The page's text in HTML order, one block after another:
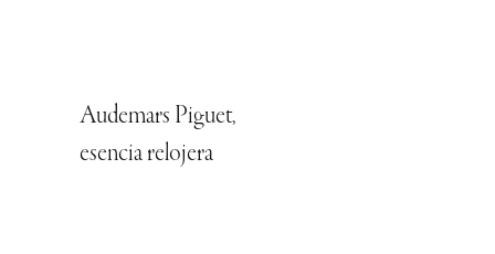
Audemars Piguet,
esencia relojera